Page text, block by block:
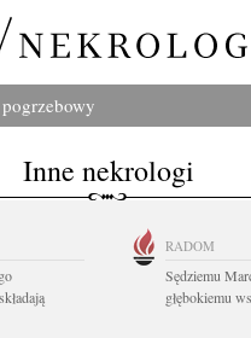
Inne nekrologi
RADOM
Sędziemu
głębokiemu